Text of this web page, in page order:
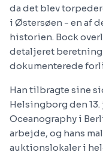
da det blev
i Østersøen - en af
historien. Bock
detaljeret beretning
dokumenterede
Han tilbragte sine
Helsingborg den 13.
Oceanography i
arbejde, og hans
auktionslokaler i